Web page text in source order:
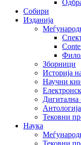
Собири
Изданија
Зборници
Историја
Научни
Дигитална
Тековни
Наука
Тековни